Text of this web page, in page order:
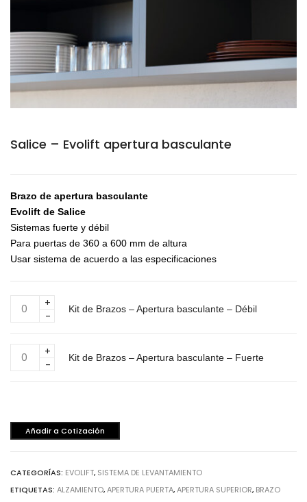
Salice – Evolift apertura basculante
Brazo de apertura basculante
Evolift de Salice
Sistemas fuerte y débil
Para puertas de 360 a 600 mm de altura
Usar sistema de acuerdo a las especificaciones
de
Apertura
Kit de Brazos – Apertura basculante – Débil
de
basculante
–
cantidad
Kit de Brazos – Apertura basculante – Fuerte
Añadir a Cotización
CATEGORÍAS: EVOLIFT, SISTEMA DE LEVANTAMIENTO
ETIQUETAS: ALZAMIENTO,APERTURA PUERTA,APERTURA SUPERIOR, BRAZO